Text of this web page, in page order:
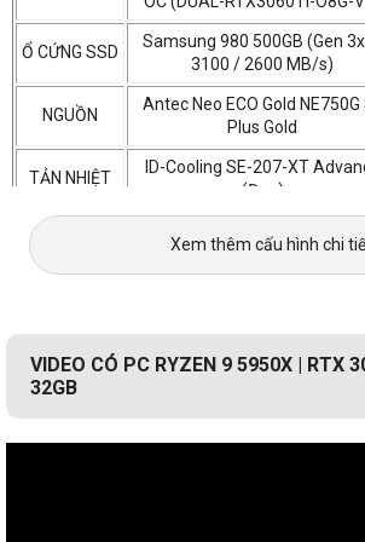
Ổ CỨNG SSD
Samsung 980 500GB (Gen
3100 / 2600 MB/s)
NGUỒN
Antec Neo ECO Gold NE750G
Plus Gold
TẢN NHIỆT
ID-Cooling SE-207-XT
(Đen)
VỎ CASE
Xem thêm cấu hình chi
VIDEO CÓ PC RYZEN 9 5950X | RTX
32GB